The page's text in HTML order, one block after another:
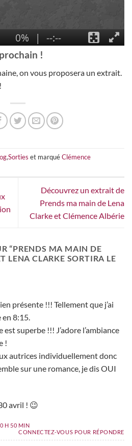
!
on vous proposera un extrait.
,Sorties et marquéClémence
Découvrez un extrait de
Prends ma main de Lena
Clarke et Clémence Albérie
“PRENDS MA MAIN DE
LENA CLARKE SORTIRA LE
présente !!! Tellement que j’ai
en 8:15.
est superbe !!! J’adore l’ambiance
!
autrices individuellement donc
sur une romance, je dis OUI
avril ! 😉
H 50 MIN
CONNECTEZ-VOUS POUR RÉPONDRE